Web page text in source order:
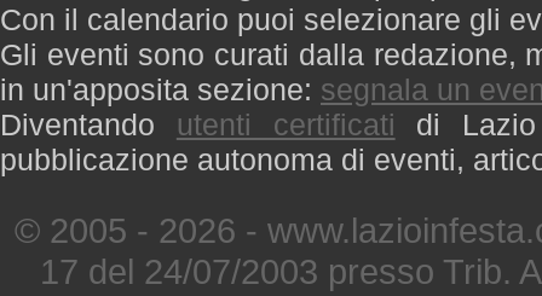
Con il calendario puoi selezionare gli
Gli eventi sono curati dalla redazione,
in un'apposita sezione: segnala un
Diventando utenti certificati di
pubblicazione autonoma di eventi,
© 2005 - 2026 -
17 del 24/07/2003 presso Trib.